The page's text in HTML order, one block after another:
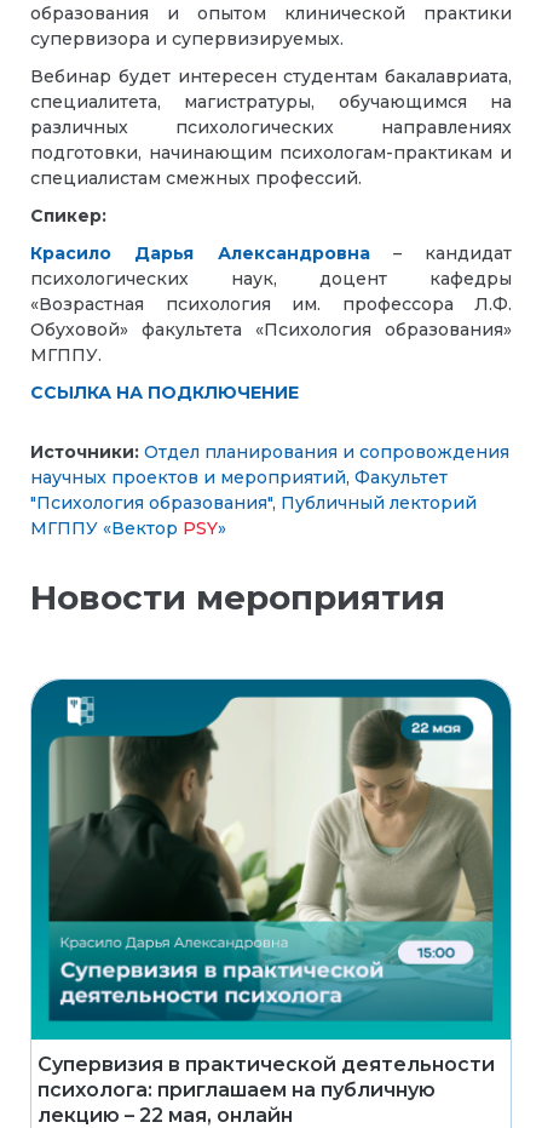
образования и опытом клинической практики
супервизора и супервизируемых.
Вебинар будет интересен студентам бакалавриата,
специалитета, магистратуры, обучающимся на
различных психологических направлениях
подготовки, начинающим психологам-практикам и
специалистам смежных профессий.
Спикер:
Красило Дарья Александровна
– кандидат
психологических наук, доцент кафедры
«Возрастная психология им. профессора Л.Ф.
Обуховой» факультета «Психология образования»
МГППУ.
ССЫЛКА НА ПОДКЛЮЧЕНИЕ
Источники: Отдел планирования и сопровождения
научных проектов и мероприятий, Факультет
"Психология образования", Публичный лекторий
МГППУ «Вектор PSY»
Новости мероприятия
Супервизия в практической деятельности
психолога: приглашаем на публичную
лекцию – 22 мая, онлайн